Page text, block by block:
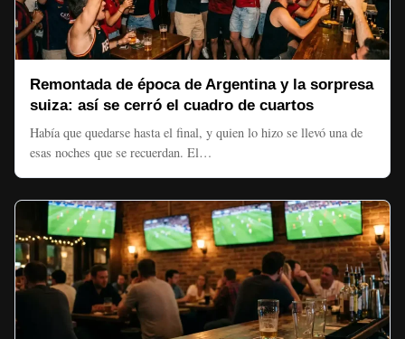
Remontada de época de Argentina y la sorpresa
suiza: así se cerró el cuadro de cuartos
Había que quedarse hasta el final, y quien lo hizo se llevó una de
esas noches que se recuerdan. El…